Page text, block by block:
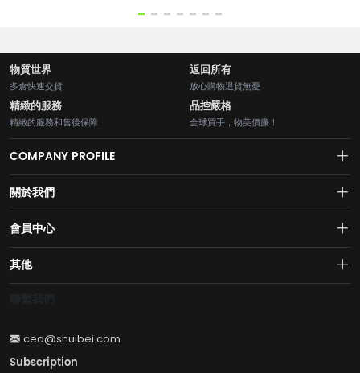
物質世界
多倉快速交貨
返回所有
放心購物退貨無憂
精緻的服務
精緻的服務和售後保障
品控嚴格
全球買手，物美價廉！
COMPANY PROFILE
球黃金珠寶跨境電商平臺！AI與區塊鏈的完美結合的【水貝幣$SB】引領
全球黃金珠寶穩定幣RWA新紀元！
關於我們
About us
Join us
Privacy policy
會員中心
Account
Order
Brand List
其他
Terms of use
ceo@shuibei.com
Subscription